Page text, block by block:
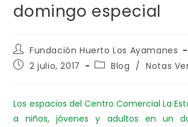
domingo especial
Fundación Huerto Los Ayamanes
2 julio, 2017
Blog / Notas
Los espacios del Centro Comercial La
a niños, jóvenes y adultos en un